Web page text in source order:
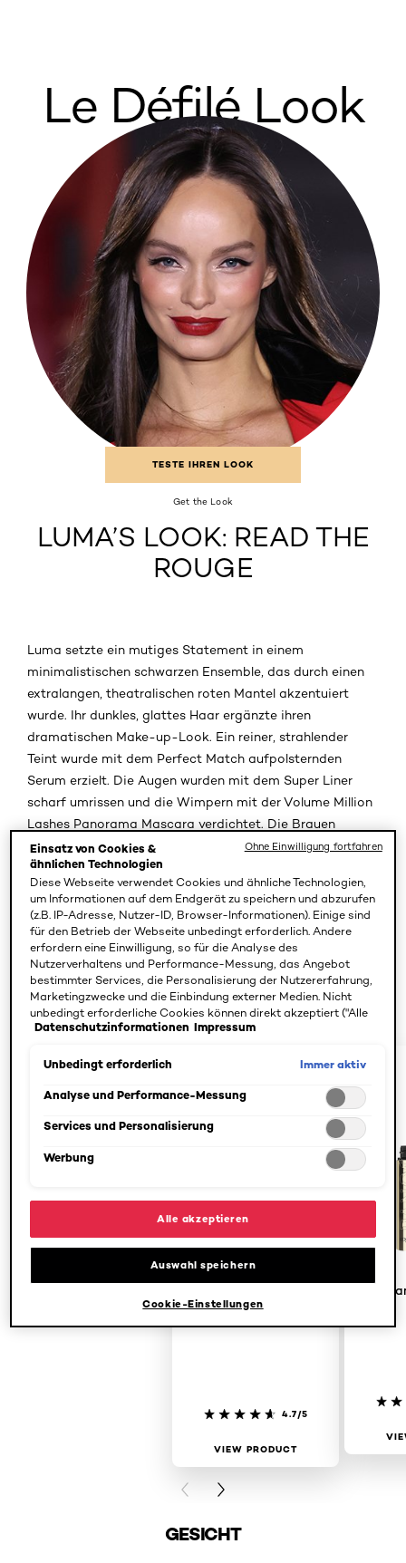
Le Défilé Look
TESTE IHREN LOOK
Get the Look
LUMA’S LOOK: READ THE
ROUGE
Luma setzte ein mutiges Statement in einem
minimalistischen schwarzen Ensemble, das durch einen
extralangen, theatralischen roten Mantel akzentuiert
wurde. Ihr dunkles, glattes Haar ergänzte ihren
dramatischen Make-up-Look. Ein reiner, strahlender
Teint wurde mit dem Perfect Match aufpolsternden
Serum erzielt. Die Augen wurden mit dem Super Liner
scharf umrissen und die Wimpern mit der Volume Million
Lashes Panorama Mascara verdichtet. Die Brauen
wurden mit dem 24H Micro Precision Pencil 8.0 präzise in
Form gebracht. Die Lippen standen im Mittelpunkt und
wurden mit dem Colour Riche Satin-Lippenstift in 345
Cherry Crystal in leuchtende Farbe getaucht, um einen
maximalistischen Effekt zu erzielen. Elnett Haarspray
sorgte für ein glänzendes Styling.
: Le Defile Look 2024 - Luma Grothe
Perfect Slim 01 Intense Black
4.7/5
VIEW PRODUCT
PREVIOUS CARD
NEXT CARD
GESICHT
Einsatz von Cookies &
ähnlichen Technologien
Diese Webseite verwendet Cookies und ähnliche Technologien,
um Informationen auf dem Endgerät zu speichern und abzurufen
(z.B. IP-Adresse, Nutzer-ID, Browser-Informationen). Einige sind
für den Betrieb der Webseite unbedingt erforderlich. Andere
erfordern eine Einwilligung, so für die Analyse des
Nutzerverhaltens und Performance-Messung, das Angebot
bestimmter Services, die Personalisierung der Nutzererfahrung,
Marketingzwecke und die Einbindung externer Medien. Nicht
unbedingt erforderliche Cookies können direkt akzeptiert ("Alle
akzeptieren") oder abgelehnt ("Ohne Einwilligung fortfahren")
ebenfalls möglich und speicherbar ("Auswahl speichern"). Die
angepasst werden. Für weitere Informationen s. unsere
Datenschutzinformationen Impressum
Unbedingt erforderlich Immer aktiv
Analyse und Performance-Messung
Services und Personalisierung
Werbung
Alle akzeptieren
Auswahl speichern
Cookie-Einstellungen
Ohne Einwilligung fortfahren